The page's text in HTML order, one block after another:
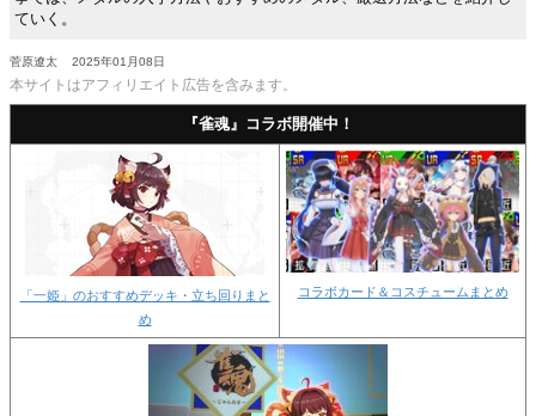
ていく。
菅原遼太 2025年01月08日
本サイトはアフィリエイト広告を含みます。
『雀魂』コラボ開催中！
「一姫」のおすすめデッキ・立ち回りまと
め
コラボカード＆コスチュームまとめ